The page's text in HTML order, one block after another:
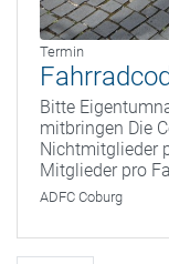
Termin
Bitte
mitbringen Die
Nichtmitglieder
Mitglieder pro
ADFC Coburg